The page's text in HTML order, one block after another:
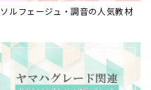
ソルフェージュ・調音の人気教材